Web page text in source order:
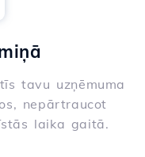
tavu uzņēmuma
nepārtraucot
laika gaitā.